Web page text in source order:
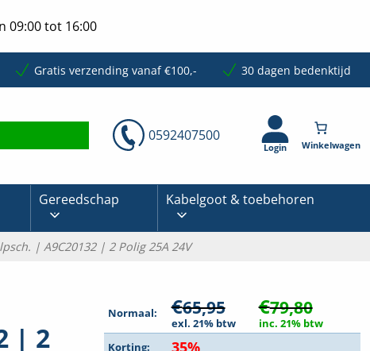
09:00 tot 16:00
Gratis verzending vanaf €100,- 30 dagen bedenktijd
0592407500
Login
Gereedschap Kabelgoot & toebehoren
| A9C20132 | 2 Polig 25A 24V
| 2
Normaal: €65,95
exl. 21% btw
€79,80
inc. 21% btw
Korting:
35%